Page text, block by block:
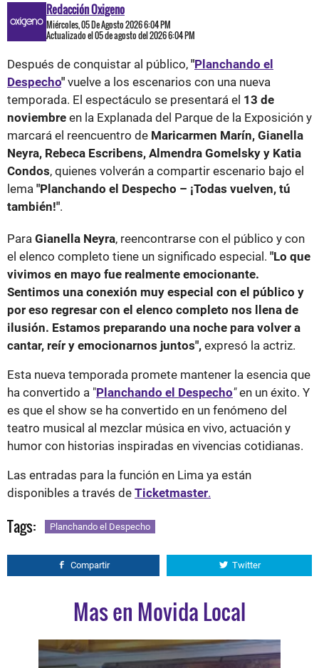
Redacción Oxigeno
Miércoles, 05 De Agosto 2026 6:04 PM
Actualizado el 05 de agosto del 2026 6:04 PM
Después de conquistar al público, "Planchando el
Despecho" vuelve a los escenarios con una nueva
temporada. El espectáculo se presentará el 13 de
noviembre en la Explanada del Parque de la Exposición y
marcará el reencuentro de Maricarmen Marín, Gianella
Neyra, Rebeca Escribens, Almendra Gomelsky y Katia
Condos, quienes volverán a compartir escenario bajo el
lema "Planchando el Despecho – ¡Todas vuelven, tú
también!".
Para Gianella Neyra, reencontrarse con el público y con
el elenco completo tiene un significado especial. "Lo que
vivimos en mayo fue realmente emocionante.
Sentimos una conexión muy especial con el público y
por eso regresar con el elenco completo nos llena de
ilusión. Estamos preparando una noche para volver a
cantar, reír y emocionarnos juntos", expresó la actriz.
Esta nueva temporada promete mantener la esencia que
ha convertido a "Planchando el Despecho"en un éxito. Y
es que el show se ha convertido en un fenómeno del
teatro musical al mezclar música en vivo, actuación y
humor con historias inspiradas en vivencias cotidianas.
Las entradas para la función en Lima ya están
disponibles a través de Ticketmaster.
Tags: Planchando el Despecho
Compartir Twitter
Mas en Movida Local